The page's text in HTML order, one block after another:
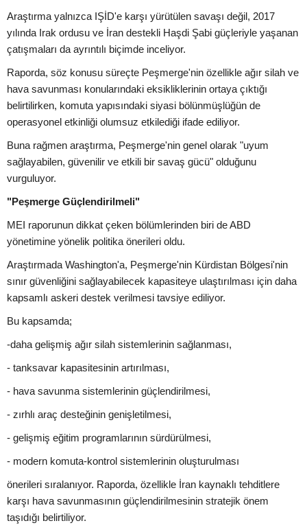
Araştırma yalnızca IŞİD'e karşı yürütülen savaşı değil, 2017
yılında Irak ordusu ve İran destekli Haşdi Şabi güçleriyle yaşanan
çatışmaları da ayrıntılı biçimde inceliyor.
Raporda, söz konusu süreçte Peşmerge'nin özellikle ağır silah ve
hava savunması konularındaki eksikliklerinin ortaya çıktığı
belirtilirken, komuta yapısındaki siyasi bölünmüşlüğün de
operasyonel etkinliği olumsuz etkilediği ifade ediliyor.
Buna rağmen araştırma, Peşmerge'nin genel olarak "uyum
sağlayabilen, güvenilir ve etkili bir savaş gücü" olduğunu
vurguluyor.
"Peşmerge Güçlendirilmeli"
MEI raporunun dikkat çeken bölümlerinden biri de ABD
yönetimine yönelik politika önerileri oldu.
Araştırmada Washington'a, Peşmerge'nin Kürdistan Bölgesi'nin
sınır güvenliğini sağlayabilecek kapasiteye ulaştırılması için daha
kapsamlı askeri destek verilmesi tavsiye ediliyor.
Bu kapsamda;
-daha gelişmiş ağır silah sistemlerinin sağlanması,
- tanksavar kapasitesinin artırılması,
- hava savunma sistemlerinin güçlendirilmesi,
- zırhlı araç desteğinin genişletilmesi,
- gelişmiş eğitim programlarının sürdürülmesi,
- modern komuta-kontrol sistemlerinin oluşturulması
önerileri sıralanıyor. Raporda, özellikle İran kaynaklı tehditlere
karşı hava savunmasının güçlendirilmesinin stratejik önem
taşıdığı belirtiliyor.